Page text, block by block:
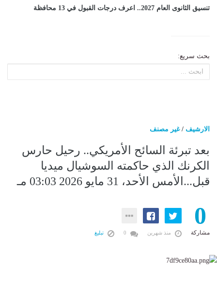
تنسيق الثانوى العام 2027.. اعرف درجات القبول في 13 محافظة
بحث سريع:
الارشيف /غير مصنف
بعد تبرئة السائح الأمريكي.. رحيل حارس
الكرنك الذي حاكمته السوشيال ميديا
قبل...الأمس الأحد، 31 مايو 2026 03:03 مـ
0
مشاركة منذ شهرين تبليغ